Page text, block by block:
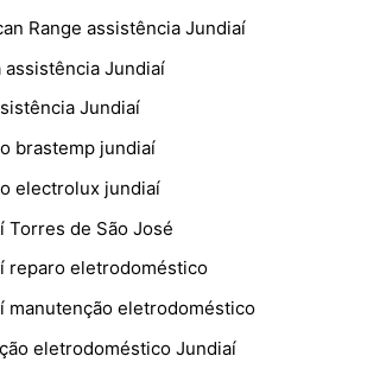
Range assistência Jundiaí
assistência Jundiaí
Jundiaí
brastemp jundiaí
electrolux jundiaí
Torres de São José
reparo eletrodoméstico
manutenção eletrodoméstico
eletrodoméstico Jundiaí